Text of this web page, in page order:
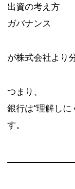
出資の考え方
ガバナンス
が株式会社より
つまり、
銀行は“理解し
す。